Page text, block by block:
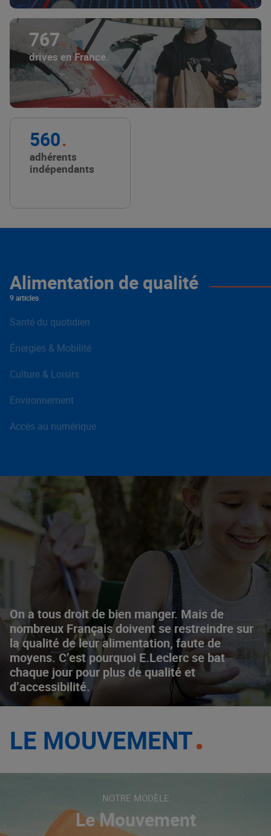
767
drives en France.
560
adhérents
indépendants
On a tous droit de bien manger. Mais de
nombreux Français doivent se restreindre sur
la qualité de leur alimentation, faute de
moyens. C’est pourquoi E.Leclerc se bat
chaque jour pour plus de qualité et
d’accessibilité.
Alimentation de qualité
9 articles
Santé du quotidien
Énergies & Mobilité
Culture & Loisirs
Environnement
Accès au numérique
LE MOUVEMENT
NOTRE MODÈLE
Le Mouvement